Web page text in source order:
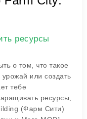
ресурсы
о том, что такое
или создать
тебе
ресурсы,
(Фарм Сити)